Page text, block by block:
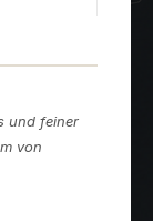
und feiner
von